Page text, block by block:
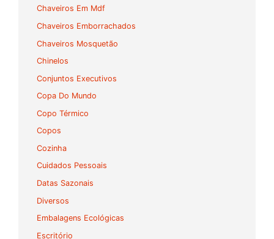
Chaveiros Em Mdf
Chaveiros Emborrachados
Chaveiros Mosquetão
Chinelos
Conjuntos Executivos
Copa Do Mundo
Copo Térmico
Copos
Cozinha
Cuidados Pessoais
Datas Sazonais
Diversos
Embalagens Ecológicas
Escritório